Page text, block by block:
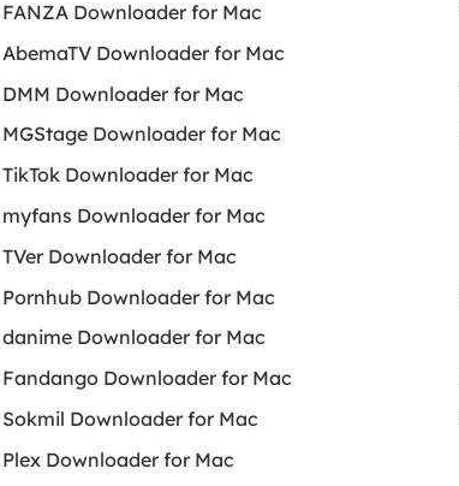
FANZA Downloader for Mac
AbemaTV Downloader for Mac
DMM Downloader for Mac
MGStage Downloader for Mac
TikTok Downloader for Mac
myfans Downloader for Mac
TVer Downloader for Mac
Pornhub Downloader for Mac
danime Downloader for Mac
Fandango Downloader for Mac
Sokmil Downloader for Mac
Plex Downloader for Mac